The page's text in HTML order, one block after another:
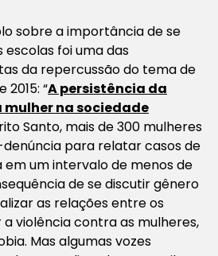
sobre a importância de se
foi uma das
da repercussão do tema de
“A persistência da
na sociedade
Santo, mais de 300 mulheres
para relatar casos de
um intervalo de menos de
de se discutir gênero
as relações entre os
violência contra as mulheres,
Mas algumas vozes